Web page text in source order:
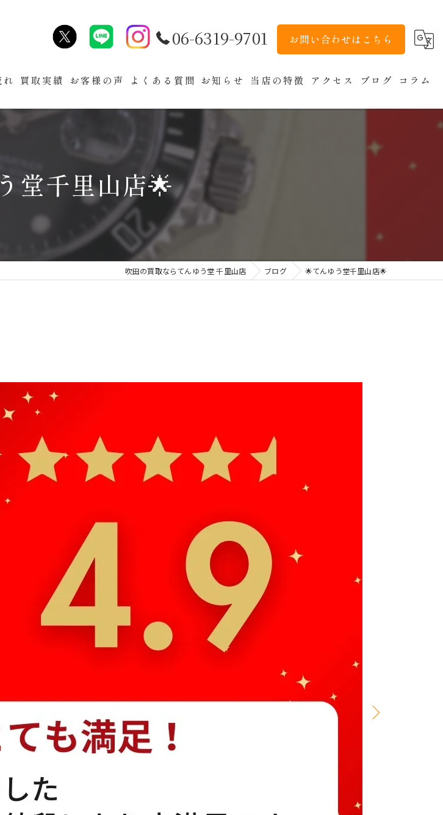
06-6319-9701 お問い合わせはこちら
買取実績 お客様の声 よくある質問 お知らせ 当店の特徴 アクセス ブログ コラム
堂千里山店🌟
吹田の買取ならてんゆう堂 千里山店 ブログ 🌟てんゆう堂千里山店🌟